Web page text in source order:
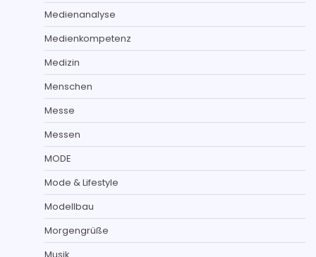
Medienanalyse
Medienkompetenz
Medizin
Menschen
Messe
Messen
MODE
Mode & Lifestyle
Modellbau
Morgengrüße
Musik